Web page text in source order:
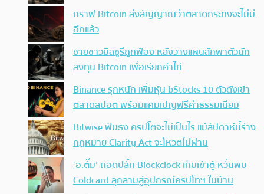
กราฟ Bitcoin ส่งสัญญาณว่าตลาดกระทิงจะไม่มี
อีกแล้ว
ชายชาวมิสซูรีถูกฟ้อง หลังวางแผนลักพาตัวนัก
ลงทุน Bitcoin เพื่อเรียกค่าไถ่
Binance รุกหนัก เพิ่มหุ้น bStocks 10 ตัวดังเข้า
ตลาดสปอต พร้อมแคมเปญฟรีค่าธรรมเนียม
Bitwise ฟันธง คริปโตจะไม่เป็นไร แม้สัปดาห์นี้ร่าง
กฎหมาย Clarity Act จะโหวตไม่ผ่าน
‘อ.ตั๊ม’ ถอดปลั้ก Blockclock เก็บเข้าตู้ หวั่นพิษ
Coldcard ลุกลามสู่อุปกรณ์คริปโทฯ ในบ้าน